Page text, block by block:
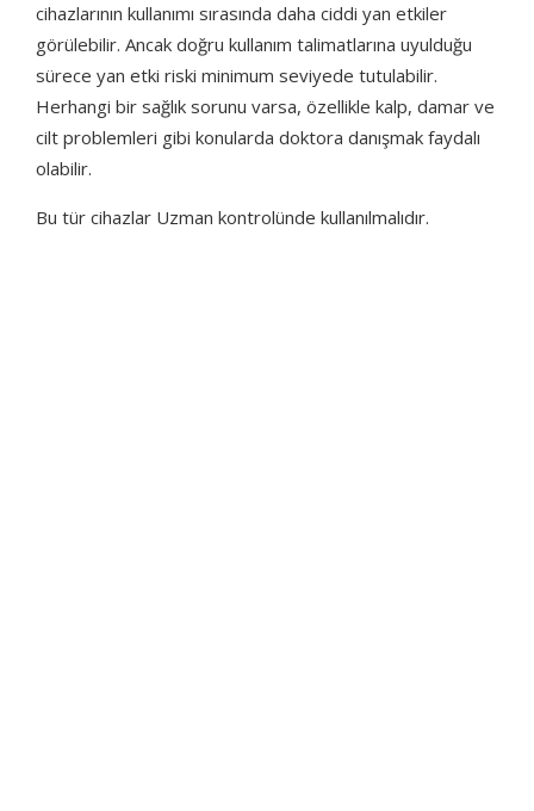
cihazlarının kullanımı sırasında daha ciddi yan etkiler
görülebilir. Ancak doğru kullanım talimatlarına uyulduğu
sürece yan etki riski minimum seviyede tutulabilir.
Herhangi bir sağlık sorunu varsa, özellikle kalp, damar ve
cilt problemleri gibi konularda doktora danışmak faydalı
olabilir.
Bu tür cihazlar Uzman kontrolünde kullanılmalıdır.